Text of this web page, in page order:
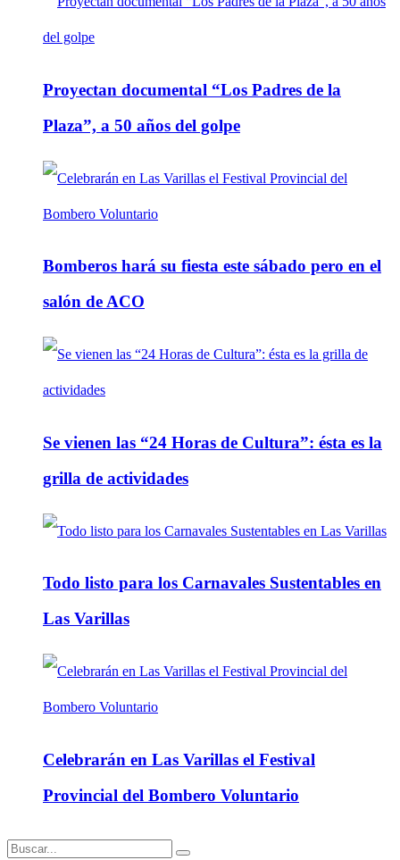
Proyectan documental “Los Padres de la
Plaza”, a 50 años del golpe
Bomberos hará su fiesta este sábado pero en el
salón de ACO
Se vienen las “24 Horas de Cultura”: ésta es la
grilla de actividades
Todo listo para los Carnavales Sustentables en
Las Varillas
Celebrarán en Las Varillas el Festival
Provincial del Bombero Voluntario